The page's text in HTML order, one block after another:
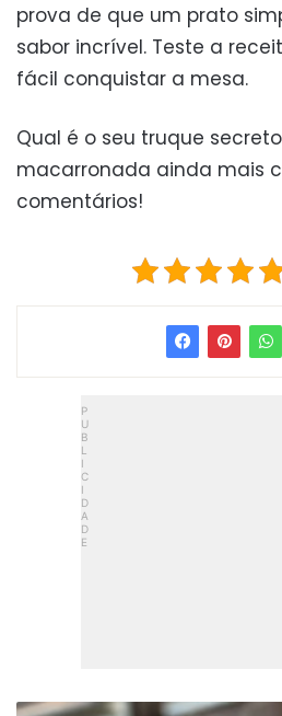
prova de que um prato
sabor incrível. Teste a
fácil conquistar a mesa.
Qual é o seu truque
macarronada ainda mais
comentários!
Filé